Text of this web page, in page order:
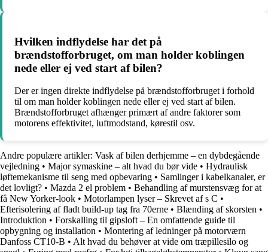
Hvilken indflydelse har det på
brændstofforbruget, om man holder koblingen
nede eller ej ved start af bilen?
Der er ingen direkte indflydelse på brændstofforbruget i forhold
til om man holder koblingen nede eller ej ved start af bilen.
Brændstofforbruget afhænger primært af andre faktorer som
motorens effektivitet, luftmodstand, kørestil osv.
Andre populære artikler: Vask af bilen derhjemme – en dybdegående
vejledning • Major symaskine – alt hvad du bør vide • Hydraulisk
løftemekanisme til seng med opbevaring • Samlinger i kabelkanaler, er
det lovligt? • Mazda 2 el problem • Behandling af murstensvæg for at
få New Yorker-look • Motorlampen lyser – Skrevet af s C •
Efterisolering af fladt build-up tag fra 70erne • Blænding af skorsten •
Introduktion • Forskalling til gipsloft – En omfattende guide til
opbygning og installation • Montering af ledninger på motorværn
Danfoss CT10-B • Alt hvad du behøver at vide om træpillesilo og